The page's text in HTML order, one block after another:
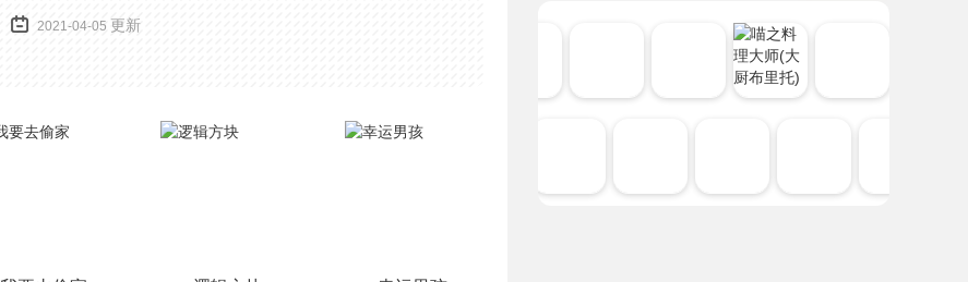
也是相当的刺激的，游戏中是有一些不同的场景都是能够去进行体
验的，我们也是能够去刺激的进行对战的，小编现在就是收集了一
2021-04-05 更新